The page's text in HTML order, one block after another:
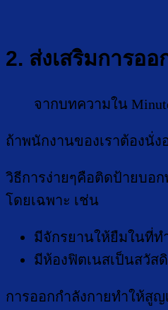
2. ส่งเสริมการออ
จากบทความใน
ถ้าพนักงานของเราต้องนั่ง
วิธีการง่ายๆคือติดป้ายบอ
โดยเฉพาะ เช่น
มีจักรยานให้ยืมในที่ท
มีห้องฟิตเนสเป็นสวัส
การออกกำลังกายทำให้สู